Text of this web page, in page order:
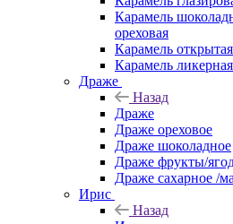
Карамель
ореховая
Карамель открытая
Карамель ликерная
Драже
Назад
Драже
Драже ореховое
Драже шоколадное
Драже фрукты/
Драже сахарное /
Ирис
Назад